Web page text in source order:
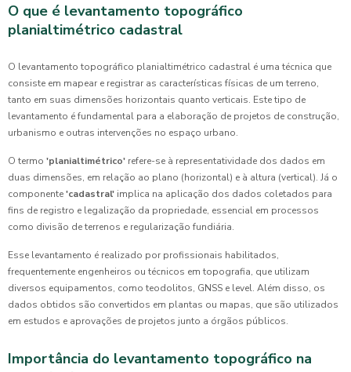
O que é levantamento topográfico
planialtimétrico cadastral
O levantamento topográfico planialtimétrico cadastral é uma técnica que
consiste em mapear e registrar as características físicas de um terreno,
tanto em suas dimensões horizontais quanto verticais. Este tipo de
levantamento é fundamental para a elaboração de projetos de construção,
urbanismo e outras intervenções no espaço urbano.
O termo 'planialtimétrico' refere-se à representatividade dos dados em
duas dimensões, em relação ao plano (horizontal) e à altura (vertical). Já o
componente'cadastral' implica na aplicação dos dados coletados para
fins de registro e legalização da propriedade, essencial em processos
como divisão de terrenos e regularização fundiária.
Esse levantamento é realizado por profissionais habilitados,
frequentemente engenheiros ou técnicos em topografia, que utilizam
diversos equipamentos, como teodolitos, GNSS e level. Além disso, os
dados obtidos são convertidos em plantas ou mapas, que são utilizados
em estudos e aprovações de projetos junto a órgãos públicos.
Importância do levantamento topográfico na